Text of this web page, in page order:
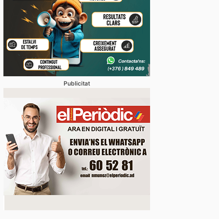
es fan forts davant una demanda
en un juliol que ja és històric
Publicitat